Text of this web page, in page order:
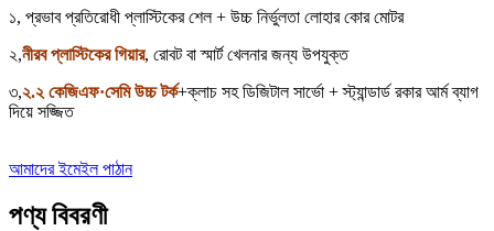
১, প্রভাব প্রতিরোধী প্লাস্টিকের শেল + উচ্চ নির্ভুলতা লোহার কোর মোটর
২,নীরব প্লাস্টিকের গিয়ার, রোবট বা স্মার্ট খেলনার জন্য উপযুক্ত
৩,২.২ কেজিএফ·সেমি উচ্চ টর্ক+ক্লাচ সহ ডিজিটাল সার্ভো + স্ট্যান্ডার্ড রকার আর্ম ব্যাগ
দিয়ে সজ্জিত
আমাদের ইমেইল পাঠান
পণ্য বিবরণী